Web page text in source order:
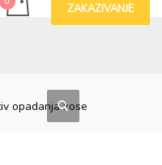
ZAKAZIVANJE